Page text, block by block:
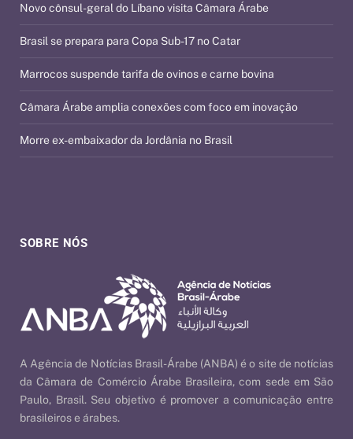
SOBRE NÓS
A Agência de Notícias Brasil-Árabe (ANBA) é o site de notícias
da Câmara de Comércio Árabe Brasileira, com sede em São
Paulo, Brasil. Seu objetivo é promover a comunicação entre
brasileiros e árabes.
Novo cônsul-geral do Líbano visita Câmara Árabe
Brasil se prepara para Copa Sub-17 no Catar
Marrocos suspende tarifa de ovinos e carne bovina
Câmara Árabe amplia conexões com foco em inovação
Morre ex-embaixador da Jordânia no Brasil